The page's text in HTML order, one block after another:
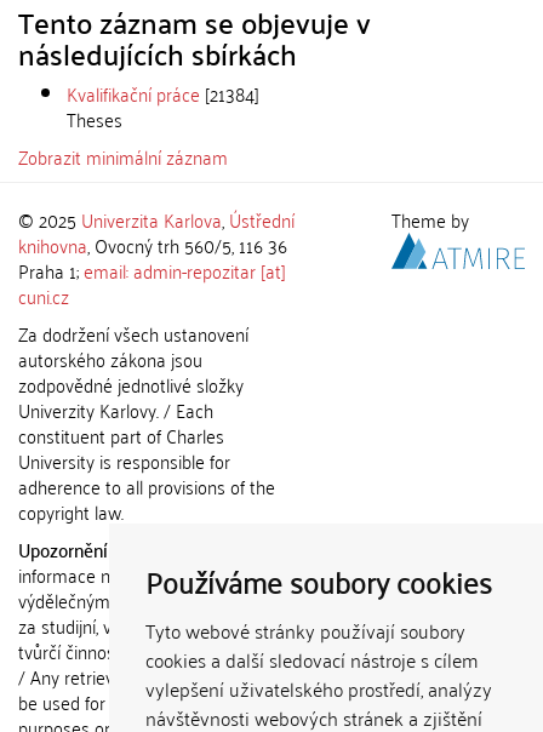
Používáme soubory cookies
Tyto webové stránky používají soubory
cookies a další sledovací nástroje s cílem
vylepšení uživatelského prostředí, analýzy
návštěvnosti webových stránek a zjištění
Tento záznam se objevuje v
následujících sbírkách
Kvalifikační práce [21384]
Theses
Zobrazit minimální záznam
© 2025 Univerzita Karlova,Ústřední
knihovna, Ovocný trh 560/5, 116 36
Praha 1;email: admin-repozitar [at]
cuni.cz
Za dodržení všech ustanovení
autorského zákona jsou
zodpovědné jednotlivé složky
Univerzity Karlovy. / Each
constituent part of Charles
University is responsible for
adherence to all provisions of the
copyright law.
Upozornění / Notice:
informace nemohou být použity k
výdělečným účelům nebo vydávány
za studijní, vědeckou nebo jinou
tvůrčí činnost jiné osoby než autora.
/ Any retrieved information shall not
be used for any commercial
Theme by